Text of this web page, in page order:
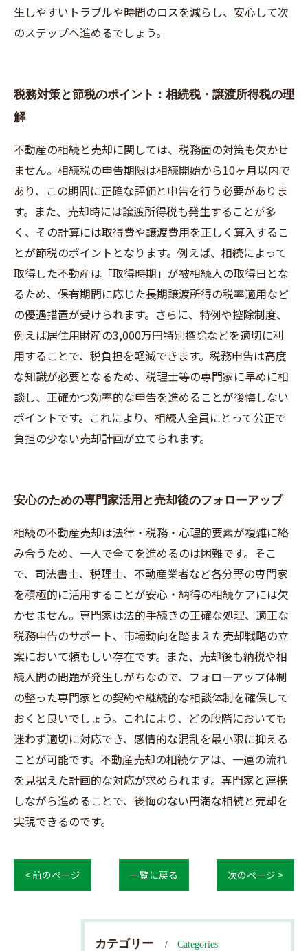
生しやすいトラブルや時間のロスを減らし、安心して次
のステップへ進めるでしょう。
税務対策と節税のポイント：相続税・譲渡所得税の理
解
不動産の相続と売却に関しては、税務面の対策も欠かせ
ません。相続税の申告期限は相続開始から10ヶ月以内で
あり、この期間に正確な評価と申告を行う必要がありま
す。また、売却時には譲渡所得税も発生することが多
く、その計算には取得費や譲渡費用を正しく算入するこ
とが節税のポイントとなります。例えば、相続によって
取得した不動産は「取得時期」が被相続人の取得日とな
るため、保有期間に応じた長期譲渡所得の税率適用など
の優遇措置が受けられます。さらに、特例や控除制度、
例えば居住用財産の3,000万円特別控除などを適切に利
用することで、税負担を軽減できます。税務申告は高度
な知識が必要となるため、税理士等の専門家に早めに相
談し、正確かつ効率的な申告を進めることが後悔しない
ポイントです。これにより、相続人全員にとって公正で
負担の少ない売却計画が立てられます。
安心のための専門家活用と売却後のフォローアップ
相続の不動産売却は法律・税務・心理的要素が複雑に絡
み合うため、一人で全てを進めるのは困難です。そこ
で、司法書士、税理士、不動産業者など各分野の専門家
を積極的に活用することが安心・納得の相続ケアには欠
かせません。専門家は法的手続きの正確な処理、適正な
税務申告のサポート、市場動向を踏まえた売却戦略の立
案において頼もしい存在です。また、売却後も納税や相
続人間の問題が発生しがちなので、フォローアップ体制
の整った専門家との契約や継続的な相談体制を確保して
おくと良いでしょう。これにより、どの段階においても
迷わず適切に対応でき、感情的な混乱を最小限に抑える
ことが可能です。不動産売却の相続ケアは、一連の流れ
を見据えた計画的な対応が求められます。専門家と連携
しながら進めることで、後悔のない円満な相続と売却を
実現できるのです。
< 前のページ 一覧に戻る 次のページ >
カテゴリー Categories